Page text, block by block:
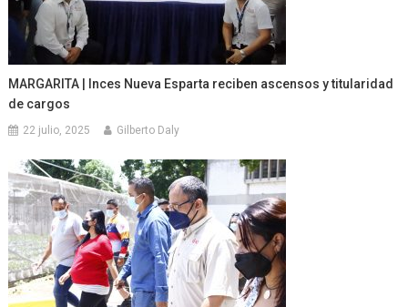
MARGARITA | Inces Nueva Esparta reciben ascensos y titularidad
de cargos
22 julio, 2025 Gilberto Daly